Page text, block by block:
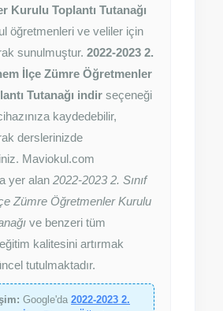
Kurulu Toplantı Tutanağı
öğretmenleri ve veliler için
sunulmuştur. 2022-2023 2.
İlçe Zümre Öğretmenler
Tutanağı indir seçeneği
kaydedebilir,
derslerinizde
Maviokul.com
yer alan 2022-2023 2. Sınıf
Zümre Öğretmenler Kurulu
ve benzeri tüm
kalitesini artırmak
tutulmaktadır.
Google'da 2022-2023 2.